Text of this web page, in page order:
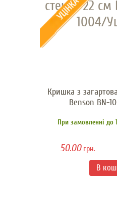
Кришка з
Benson BN-
При замовленні до
50.00грн.